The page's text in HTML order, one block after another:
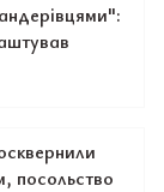
посольство